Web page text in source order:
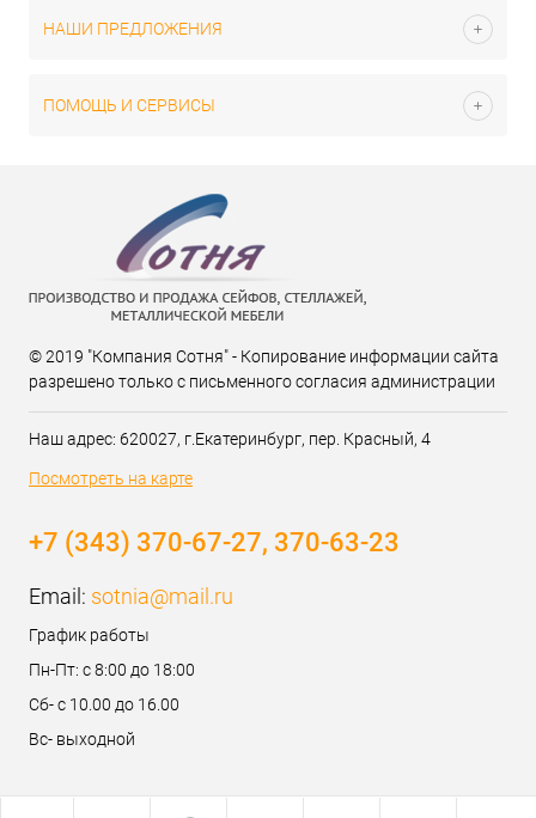
НАШИ ПРЕДЛОЖЕНИЯ
ПОМОЩЬ И СЕРВИСЫ
© 2019 "Компания Сотня" - Копирование информации сайта
разрешено только с письменного согласия администрации
Наш адрес: 620027, г.Екатеринбург, пер. Красный, 4
Посмотреть на карте
+7 (343) 370-67-27, 370-63-23
Email: sotnia@mail.ru
График работы
Пн-Пт: с 8:00 до 18:00
Сб- с 10.00 до 16.00
Вс- выходной